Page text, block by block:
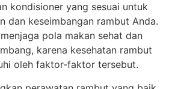
kondisioner yang sesuai untuk
dan keseimbangan rambut Anda.
pola makan sehat dan
karena kesehatan rambut
oleh faktor-faktor tersebut.